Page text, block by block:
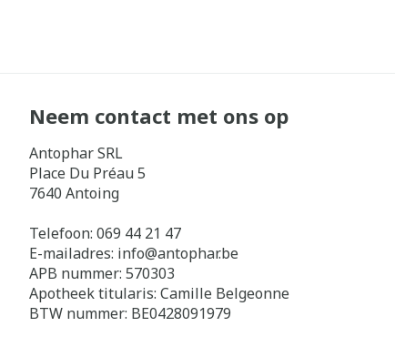
Neem contact met ons op
Antophar SRL
Place Du Préau 5
7640 Antoing
Telefoon: 069 44 21 47
E-mailadres: info@antophar.be
APB nummer: 570303
Apotheek titularis: Camille Belgeonne
BTW nummer: BE0428091979